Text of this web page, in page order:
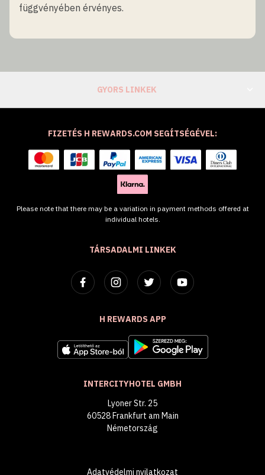
függvényében érvényes.
GYORS LINKEK
TÁRSADALMI LINKEK
H REWARDS APP
INTERCITYHOTEL GMBH
Lyoner Str. 25
60528 Frankfurt am Main
Németország
FIZETÉS H REWARDS.COM SEGÍTSÉGÉVEL:
Please note that there may be a variation in payment methods offered at
individual hotels.
Adatvédelmi nyilatkozat